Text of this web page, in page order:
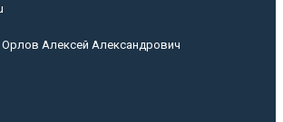
Алексей Александрович